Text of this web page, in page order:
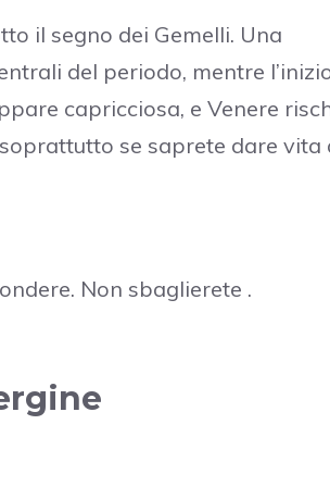
il segno dei Gemelli. Una
del periodo, mentre
capricciosa, e Venere
se saprete dare vita
Non sbaglierete .